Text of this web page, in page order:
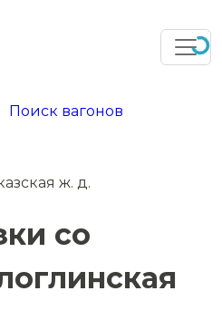
Поиск вагонов
ж. д.
со